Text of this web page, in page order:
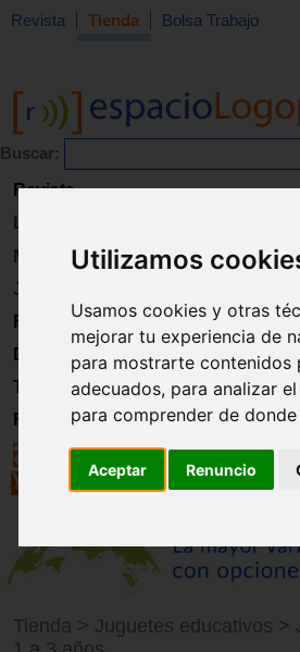
Utilizamos
Usamos cookies y otras
mejorar tu experiencia de
para mostrarte contenidos
adecuados, para analizar
para comprender de
Aceptar Renuncio
Revista Tienda Bolsa Trabajo
Buscar:
Revista
Libros
Material
Juguetes
Formación
Directorio
Trabajo
Registro
Tienda > Juguetes educativos >